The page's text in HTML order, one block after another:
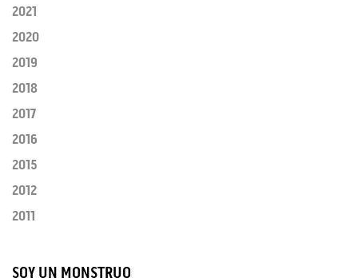
2021
2020
2019
2018
2017
2016
2015
2012
2011
SOY UN MONSTRUO